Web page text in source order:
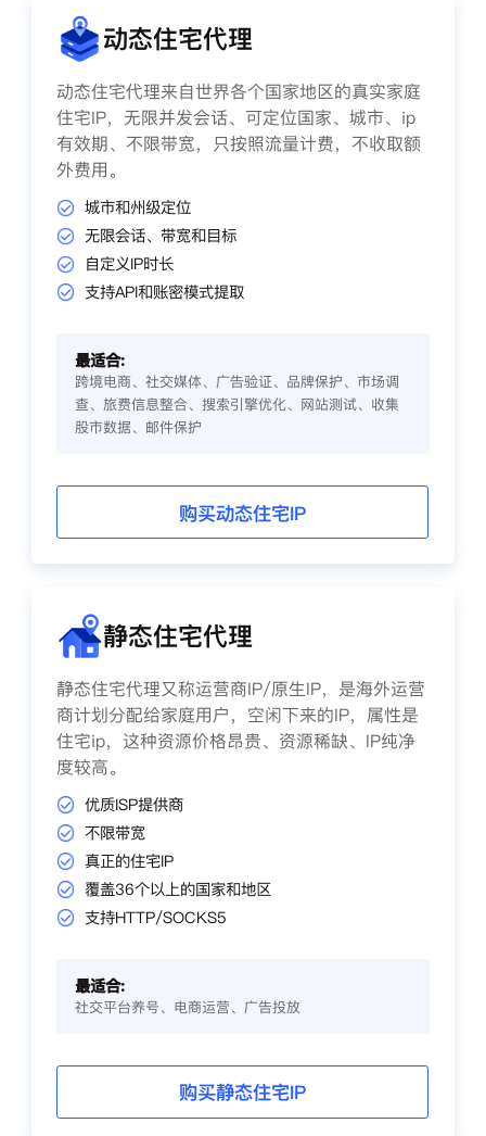
动态住宅代理
动态住宅代理来自世界各个国家地区的真实家庭
住宅IP，无限并发会话、可定位国家、城市、ip
有效期、不限带宽，只按照流量计费，不收取额
外费用。
城市和州级定位
无限会话、带宽和目标
自定义IP时长
支持API和账密模式提取
最适合:
跨境电商、社交媒体、广告验证、品牌保护、市场调
查、旅费信息整合、搜索引擎优化、网站测试、收集
股市数据、邮件保护
购买动态住宅IP
静态住宅代理
静态住宅代理又称运营商IP/原生IP，是海外运营
商计划分配给家庭用户，空闲下来的IP，属性是
住宅ip，这种资源价格昂贵、资源稀缺、IP纯净
度较高。
优质ISP提供商
不限带宽
真正的住宅IP
覆盖36个以上的国家和地区
支持HTTP/SOCKS5
最适合:
社交平台养号、电商运营、广告投放
购买静态住宅IP